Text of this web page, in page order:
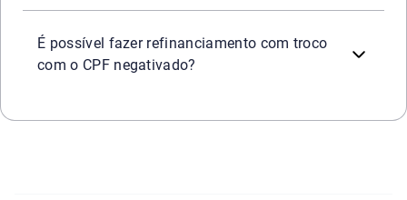
É possível fazer refinanciamento com troco
com o CPF negativado?